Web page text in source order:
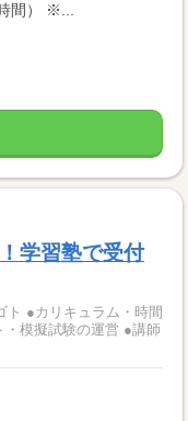
間） ※...
学習塾で受付
ト ●カリキュラム・時間
模擬試験の運営 ●講師